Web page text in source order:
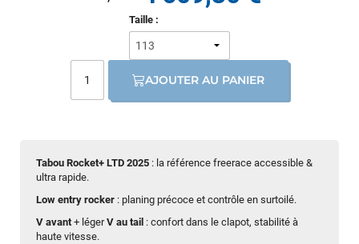
Tabou Rocket+ LTD 2025 : la référence freerace accessible &
ultra rapide.
Low entry rocker : planing précoce et contrôle en surtoilé.
V avant+ légerV au tail : confort dans le clapot, stabilité à
haute vitesse.
Taille :
AJOUTER AU PANIER